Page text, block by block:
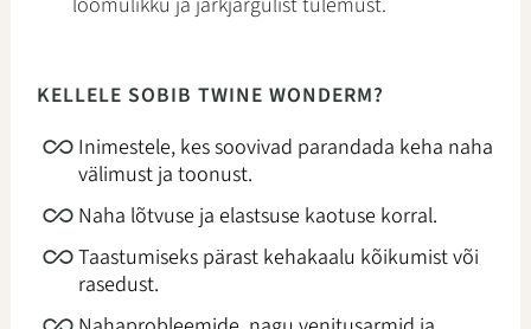
KELLELE SOBIB TWINE WONDERM?
Inimestele, kes soovivad parandada keha naha
välimust ja toonust.
Naha lõtvuse ja elastsuse kaotuse korral.
Taastumiseks pärast kehakaalu kõikumist või
rasedust.